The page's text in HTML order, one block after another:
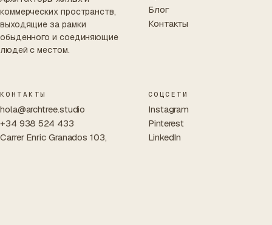
коммерческих пространств,
выходящие за рамки
обыденного и соединяющие
людей с местом.
Блог
Контакты
КОНТАКТЫ
hola@archtree.studio
+34 938 524 433
Carrer Enric Granados 103,
СОЦСЕТИ
Instagram
Pinterest
LinkedIn